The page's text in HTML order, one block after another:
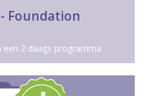
Foundation
een 2 daags programma
COACH